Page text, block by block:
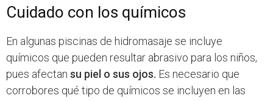
Cuidado con los químicos
En algunas piscinas de hidromasaje se incluye
químicos que pueden resultar abrasivo para los niños,
pues afectan su piel o sus ojos. Es necesario que
corrobores qué tipo de químicos se incluyen en las